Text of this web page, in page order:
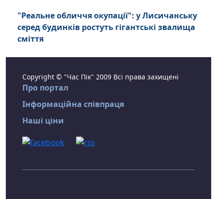
"Реальне обличчя окупації": у Лисичанську
серед будинків ростуть гігантські звалища
сміття
Copyright © "Час Пік" 2009 Всі права захищені
Про портал
Інформаційна співпраця
Наші ціни